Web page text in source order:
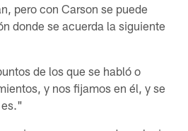
pero con Carson se puede
donde se acuerda la siguiente
de los que se habló o
y nos fijamos en él, y se
es."